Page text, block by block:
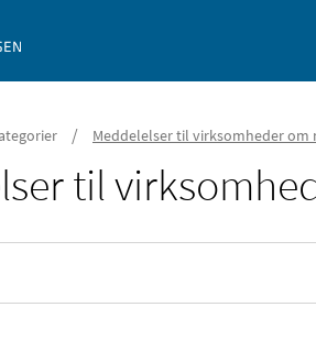
/ Meddelelser til virksomheder om
til